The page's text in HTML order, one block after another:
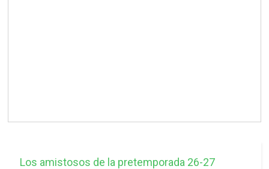
Los amistosos de la pretemporada 26-27